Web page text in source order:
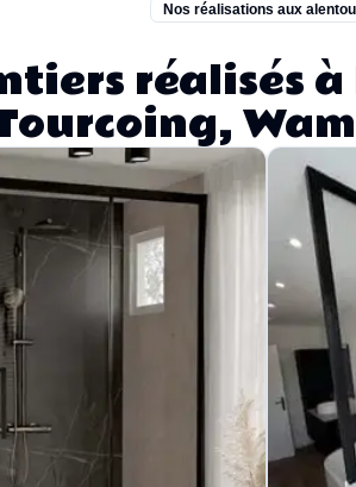
Nos réalisations aux
réalisés